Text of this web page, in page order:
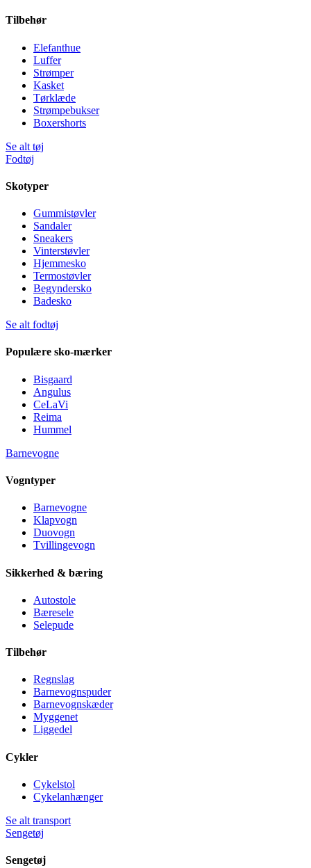
Tilbehør
Elefanthue
Luffer
Strømper
Kasket
Tørklæde
Strømpebukser
Boxershorts
Se alt tøj
Fodtøj
Skotyper
Gummistøvler
Sandaler
Sneakers
Vinterstøvler
Hjemmesko
Termostøvler
Begyndersko
Badesko
Se alt fodtøj
Populære sko-mærker
Bisgaard
Angulus
CeLaVi
Reima
Hummel
Barnevogne
Vogntyper
Barnevogne
Klapvogn
Duovogn
Tvillingevogn
Sikkerhed & bæring
Autostole
Bæresele
Selepude
Tilbehør
Regnslag
Barnevognspuder
Barnevognskæder
Myggenet
Liggedel
Cykler
Cykelstol
Cykelanhænger
Se alt transport
Sengetøj
Sengetøj